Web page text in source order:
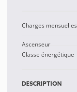
Charges mensuelles
Ascenseur
Classe énergétique
DESCRIPTION